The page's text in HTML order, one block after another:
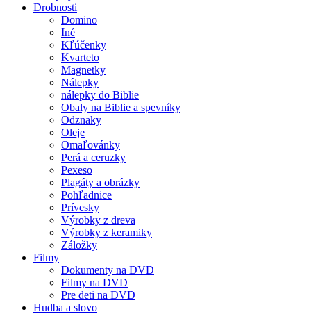
Drobnosti
Domino
Iné
Kľúčenky
Kvarteto
Magnetky
Nálepky
nálepky do Biblie
Obaly na Biblie a spevníky
Odznaky
Oleje
Omaľovánky
Perá a ceruzky
Pexeso
Plagáty a obrázky
Pohľadnice
Prívesky
Výrobky z dreva
Výrobky z keramiky
Záložky
Filmy
Dokumenty na DVD
Filmy na DVD
Pre deti na DVD
Hudba a slovo